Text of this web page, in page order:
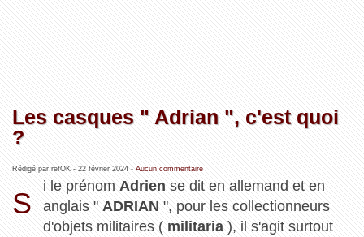
Les casques " Adrian ", c'est quoi
?
Rédigé par refOK - 22 février 2024- Aucun commentaire
S
i le prénom Adrien se dit en allemand et en
anglais "ADRIAN ", pour les collectionneurs
d'objets militaires ( militaria ), il s'agit surtout